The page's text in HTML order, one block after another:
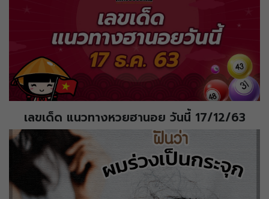
เลขเด็ด แนวทางหวยฮานอย วันนี้ 17/12/63